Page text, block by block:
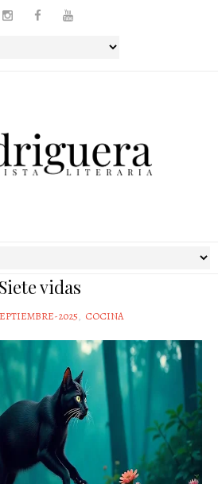
Siete vidas
2025, COCINA